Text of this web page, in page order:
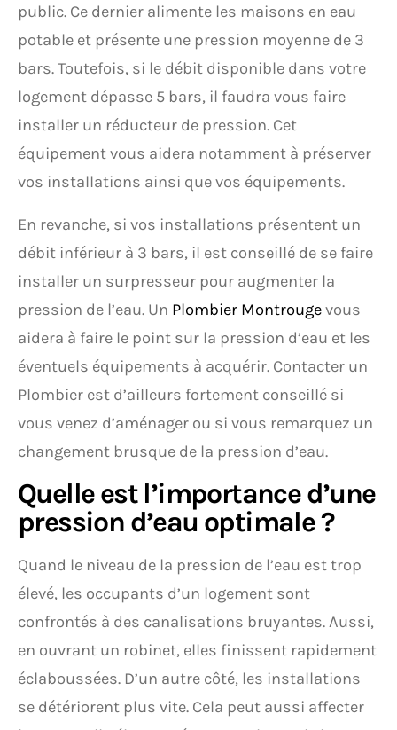
public. Ce dernier alimente les maisons en eau
potable et présente une pression moyenne de 3
bars. Toutefois, si le débit disponible dans votre
logement dépasse 5 bars, il faudra vous faire
installer un réducteur de pression. Cet
équipement vous aidera notamment à préserver
vos installations ainsi que vos équipements.
En revanche, si vos installations présentent un
débit inférieur à 3 bars, il est conseillé de se faire
installer un surpresseur pour augmenter la
pression de l’eau. Un Plombier Montrougevous
aidera à faire le point sur la pression d’eau et les
éventuels équipements à acquérir. Contacter un
Plombier est d’ailleurs fortement conseillé si
vous venez d’aménager ou si vous remarquez un
changement brusque de la pression d’eau.
Quelle est l’importance d’une
pression d’eau optimale ?
Quand le niveau de la pression de l’eau est trop
élevé, les occupants d’un logement sont
confrontés à des canalisations bruyantes. Aussi,
en ouvrant un robinet, elles finissent rapidement
éclaboussées. D’un autre côté, les installations
se détériorent plus vite. Cela peut aussi affecter